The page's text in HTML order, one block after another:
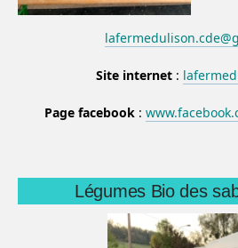
Site internet :
Page facebook:
Légumes Bio des